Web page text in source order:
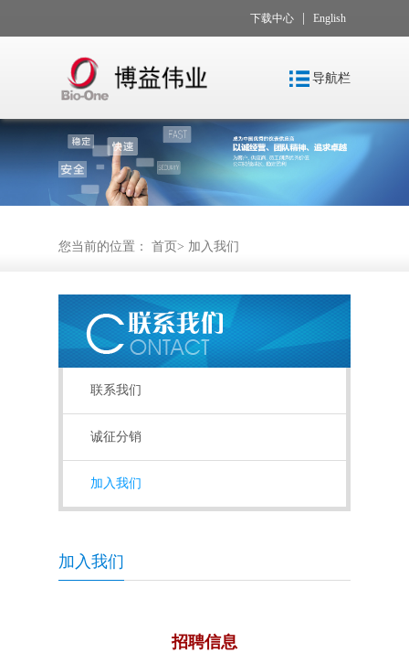
下载中心 English
导航栏
您当前的位置： 首页 > 加入我们
联系我们
诚征分销
加入我们
加入我们
招聘信息